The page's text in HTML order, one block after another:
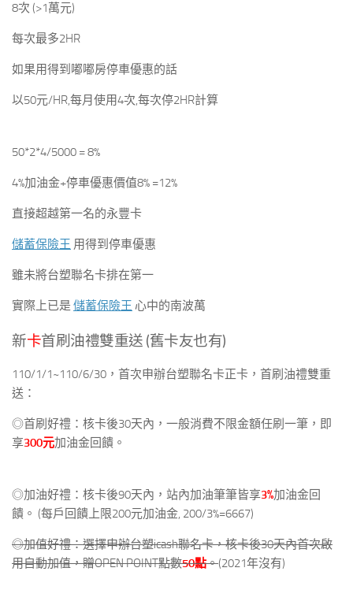
8次 (>1萬元)
每次最多2HR
如果用得到嘟嘟房停車優惠的話
以50元/HR,每月使用4次,每次停2HR計算
50*2*4/5000 = 8%
4%加油金+停車優惠價值8% =12%
直接超越第一名的永豐卡
儲蓄保險王 用得到停車優惠
雖未將台塑聯名卡排在第一
實際上已是 儲蓄保險王 心中的南波萬
新卡首刷油禮雙重送 (舊卡友也有)
110/1/1~110/6/30，首次申辦台塑聯名卡正卡，首刷油禮雙重
送：
◎首刷好禮：核卡後30天內，一般消費不限金額任刷一筆，即
享300元加油金回饋。
◎加油好禮：核卡後90天內，站內加油筆筆皆享3%加油金回
饋。 (每戶回饋上限200元加油金, 200/3%=6667)
◎加值好禮：選擇申辦台塑icash聯名卡，核卡後30天內首次啟
用自動加值，贈OPEN POINT點數50點。(2021年沒有)